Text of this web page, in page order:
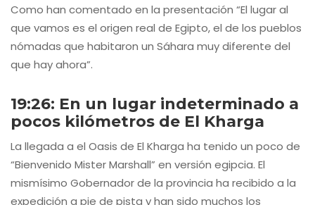
Como han comentado en la presentación “El lugar al
que vamos es el origen real de Egipto, el de los pueblos
nómadas que habitaron un Sáhara muy diferente del
que hay ahora”.
19:26: En un lugar indeterminado a
pocos kilómetros de El Kharga
La llegada a el Oasis de El Kharga ha tenido un poco de
“Bienvenido Mister Marshall” en versión egipcia. El
mismísimo Gobernador de la provincia ha recibido a la
expedición a pie de pista y han sido muchos los